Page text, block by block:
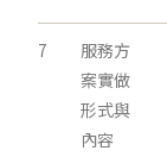
7
服務方
案實做
形式與
內容